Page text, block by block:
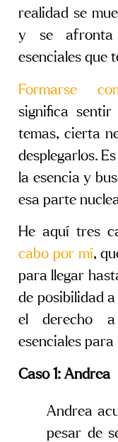
realidad se
y se afronta
esenciales que
Formarse
significa
temas, cierta
desplegarlos.
la esencia y
esa parte
He aquí tres
cabo por mí,
para llegar
de posibilidad
el derecho a
esenciales
Caso 1: Andrea
Andrea
pesar de